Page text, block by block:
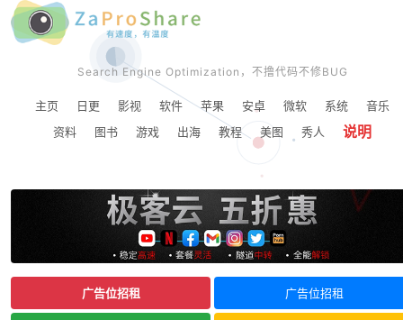
Search Engine Optimization，不撸代码不修BUG
主页 日更 影视 软件 苹果 安卓 微软 系统
音乐
资料
图书 游戏 出海 教程 美图 秀人 说明
广告位招租 广告位招租